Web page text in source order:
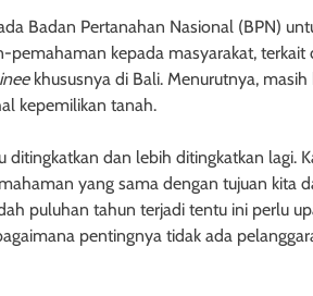
Badan Pertanahan Nasional (BPN)
kepada masyarakat, terkait
khususnya di Bali. Menurutnya, masih
kepemilikan tanah.
ditingkatkan dan lebih ditingkatkan lagi.
yang sama dengan tujuan kita
puluhan tahun terjadi tentu ini perlu
pentingnya tidak ada